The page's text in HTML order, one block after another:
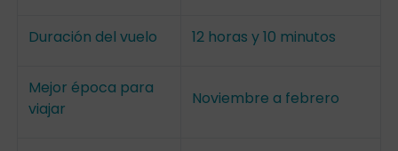
Duración del vuelo 12 horas y 10 minutos
Mejor época para
viajar
Noviembre a febrero